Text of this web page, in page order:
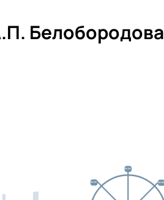
Белобородова